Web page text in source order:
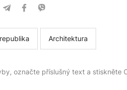
Architektura
označte příslušný text a stiskněte